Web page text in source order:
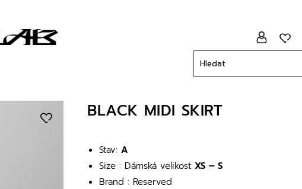
BLACK MIDI SKIRT
Stav: A
Size : Dámská velikost XS – S
Brand : Reserved